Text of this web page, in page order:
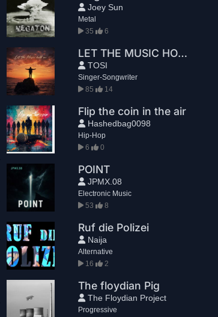
Joey Sun
Metal
35
6
LET THE MUSIC HOLD ME
TOSI
Singer-Songwriter
85
14
Flip the coin in the air
Hashedbag0098
Hip-Hop
6
0
POINT
JPMX.08
Electronic Music
53
8
Ruf die Polizei
Naija
Alternative
16
2
The floydian Pig
The Floydian Project
Progressive